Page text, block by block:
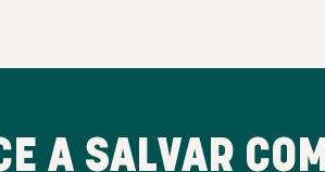
A SALVAR